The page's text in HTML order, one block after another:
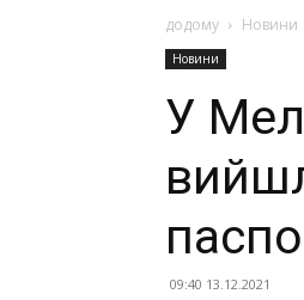
додому Новини
Новини
У
09:40 13.12.2021